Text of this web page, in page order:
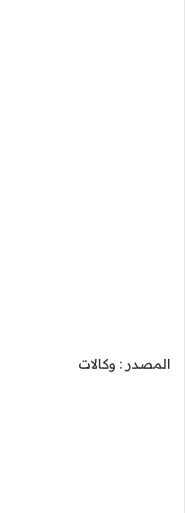
المصدر : وكالات